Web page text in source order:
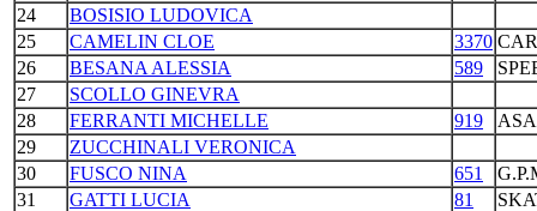
24
BOSISIO LUDOVICA
25
CAMELIN CLOE 3370
26
BESANA ALESSIA 589
27
SCOLLO GINEVRA
28
FERRANTI MICHELLE 919
ASA
29
ZUCCHINALI VERONICA
30
FUSCO NINA 651
31
GATTI LUCIA 81